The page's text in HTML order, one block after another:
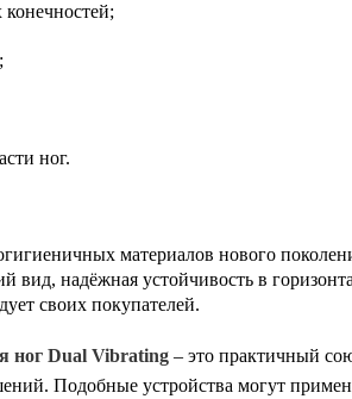
ног.
материалов нового
вид, надёжная устойчивость в
своих покупателей.
ног Dual Vibrating – это практичный
Подобные устройства могут